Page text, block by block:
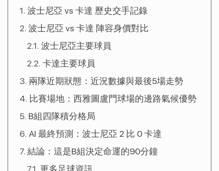
波士尼亞 vs 卡達 歷史交手記錄
波士尼亞 vs 卡達 陣容身價對比
波士尼亞主要球員
卡達主要球員
兩隊近期狀態：近況數據與最後5場走勢
比賽場地：西雅圖盧門球場的邊路氣候優勢
B組四隊積分格局
AI 最終預測：波士尼亞 2 比 0 卡達
結論：這是B組決定命運的90分鐘